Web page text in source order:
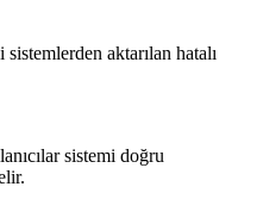
aktarılan hatalı
sistemi doğru